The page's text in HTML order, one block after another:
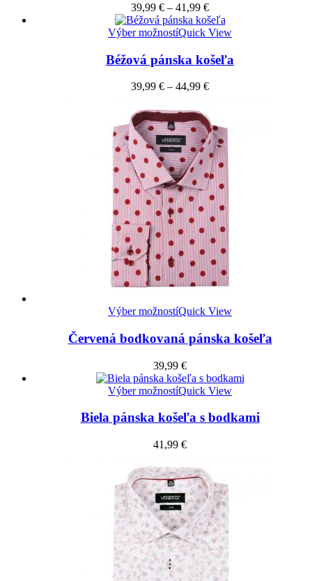
39,99 € – 41,99 €
Výber možnostíQuick View
Béžová pánska košeľa
39,99 € – 44,99 €
Výber možnostíQuick View
Červená bodkovaná pánska košeľa
39,99 €
Výber možnostíQuick View
Biela pánska košeľa s bodkami
41,99 €